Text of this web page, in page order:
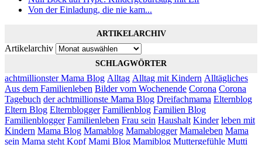
Von der Einladung, die nie kam...
ARTIKELARCHIV
Artikelarchiv
SCHLAGWÖRTER
achtmillionster Mama Blog Alltag Alltag mit Kindern Alltägliches
Aus dem Familienleben Bilder vom Wochenende Corona Corona
Tagebuch der achtmillionste Mama Blog Dreifachmama Elternblog
Eltern Blog Elternblogger Familienblog Familien Blog
Familienblogger Familienleben Frau sein Haushalt Kinder leben mit
Kindern Mama Blog Mamablog Mamablogger Mamaleben Mama
sein Mama steht Kopf Mami Blog Mamiblog Muttergefühle Mutti